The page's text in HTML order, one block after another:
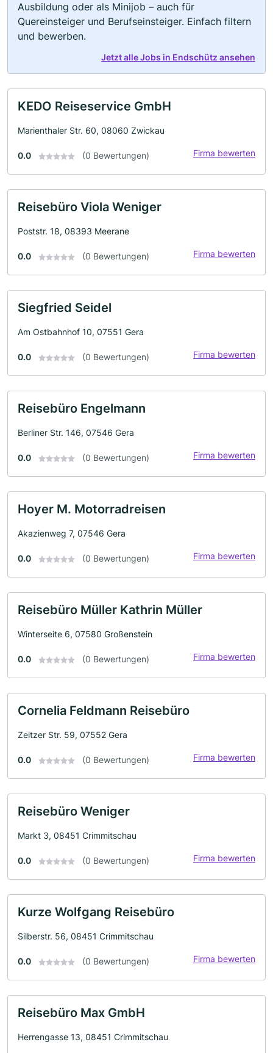
Ausbildung oder als Minijob – auch für
Quereinsteiger und Berufseinsteiger. Einfach filtern
und bewerben.
Jetzt alle Jobs in Endschütz ansehen
KEDO Reiseservice GmbH
Marienthaler Str. 60, 08060 Zwickau
0.0 (0 Bewertungen) Firma bewerten
Reisebüro Viola Weniger
Poststr. 18, 08393 Meerane
0.0 (0 Bewertungen) Firma bewerten
Siegfried Seidel
Am Ostbahnhof 10, 07551 Gera
0.0 (0 Bewertungen) Firma bewerten
Reisebüro Engelmann
Berliner Str. 146, 07546 Gera
0.0 (0 Bewertungen) Firma bewerten
Hoyer M. Motorradreisen
Akazienweg 7, 07546 Gera
0.0 (0 Bewertungen) Firma bewerten
Reisebüro Müller Kathrin Müller
Winterseite 6, 07580 Großenstein
0.0 (0 Bewertungen) Firma bewerten
Cornelia Feldmann Reisebüro
Zeitzer Str. 59, 07552 Gera
0.0 (0 Bewertungen) Firma bewerten
Reisebüro Weniger
Markt 3, 08451 Crimmitschau
0.0 (0 Bewertungen) Firma bewerten
Kurze Wolfgang Reisebüro
Silberstr. 56, 08451 Crimmitschau
0.0 (0 Bewertungen) Firma bewerten
Reisebüro Max GmbH
Herrengasse 13, 08451 Crimmitschau